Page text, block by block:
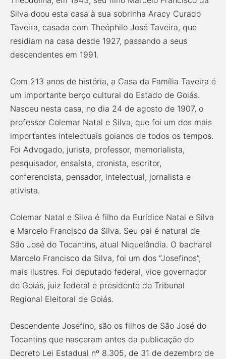
Silva doou esta casa à sua sobrinha Aracy Curado
Taveira, casada com Theóphilo José Taveira, que
residiam na casa desde 1927, passando a seus
descendentes em 1991.
Com 213 anos de história, a Casa da Família Taveira é
um importante berço cultural do Estado de Goiás.
Nasceu nesta casa, no dia 24 de agosto de 1907, o
professor Colemar Natal e Silva, que foi um dos mais
importantes intelectuais goianos de todos os tempos.
Foi Advogado, jurista, professor, memorialista,
pesquisador, ensaísta, cronista, escritor,
conferencista, pensador, intelectual, jornalista e
ativista.
Colemar Natal e Silva é filho da Eurídice Natal e Silva
e Marcelo Francisco da Silva. Seu pai é natural de
São José do Tocantins, atual Niquelândia. O bacharel
Marcelo Francisco da Silva, foi um dos “Josefinos”,
mais ilustres. Foi deputado federal, vice governador
de Goiás, juiz federal e presidente do Tribunal
Regional Eleitoral de Goiás.
Descendente Josefino, são os filhos de São José do
Tocantins que nasceram antes da publicação do
Decreto Lei Estadual nº 8.305, de 31 de dezembro de